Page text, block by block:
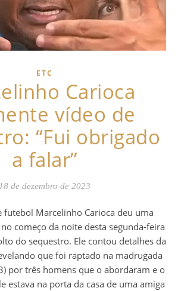
ETC
Carioca
vídeo de
“Fui obrigado
a falar”
18 de dezembro de 2023
começo da noite desta segunda-feira
do sequestro. Ele contou detalhes da
que foi raptado na madrugada
por três homens que o abordaram e o
estava na porta da casa de uma amiga